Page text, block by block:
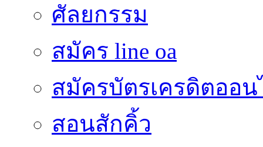
ศัลยกรรม
สมัคร line oa
สมัครบัตรเครดิตออ
สอนสักคิ้ว